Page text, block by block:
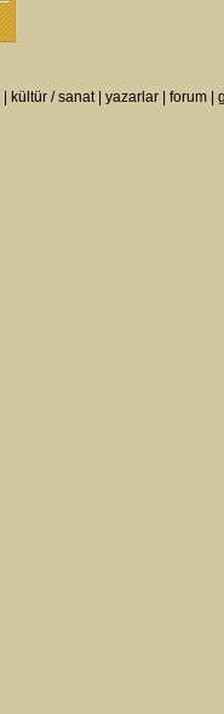
kültür / sanat| yazarlar forum